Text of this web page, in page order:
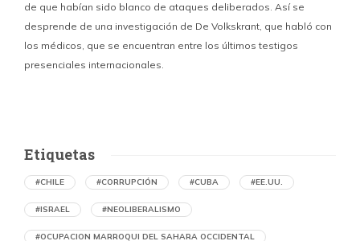
de que habían sido blanco de ataques deliberados. Así se
desprende de una investigación de De Volkskrant, que habló con
los médicos, que se encuentran entre los últimos testigos
presenciales internacionales.
Etiquetas
#CHILE #CORRUPCIÓN #CUBA #EE.UU.
#ISRAEL #NEOLIBERALISMO
#OCUPACION MARROQUI DEL SAHARA OCCIDENTAL